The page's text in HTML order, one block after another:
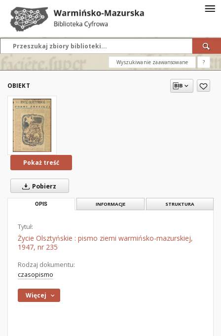
Wyszukiwanie zaawansowane ?
OBIEKT
Pokaż treść
Pobierz
OPIS INFORMACJE STRUKTURA
Tytuł:
Życie Olsztyńskie : pismo ziemi warmińsko-mazurskiej,
1947, nr 235
Rodzaj dokumentu:
czasopismo
Więcej